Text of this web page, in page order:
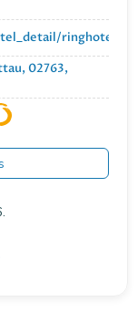
ringhotel-
02763,